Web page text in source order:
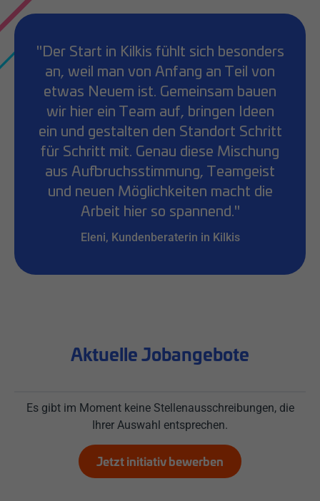
"Der Start in Kilkis fühlt sich besonders
an, weil man von Anfang an Teil von
etwas Neuem ist. Gemeinsam bauen
wir hier ein Team auf, bringen Ideen
ein und gestalten den Standort Schritt
für Schritt mit. Genau diese Mischung
aus Aufbruchsstimmung, Teamgeist
und neuen Möglichkeiten macht die
Arbeit hier so spannend."
Eleni, Kundenberaterin in Kilkis
Aktuelle Jobangebote
Es gibt im Moment keine Stellenausschreibungen, die
Ihrer Auswahl entsprechen.
Jetzt initiativ bewerben